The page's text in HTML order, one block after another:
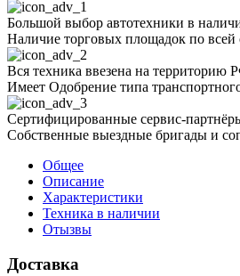
Большой выбор автотехники в
Наличие торговых площадок по всей
Вся техника ввезена на территорию
Имеет Одобрение типа
Сертифицированные сервис-
Собственные выездные бригады и
Общее
Описание
Характеристики
Техника в наличии
Отызвы
Доставка